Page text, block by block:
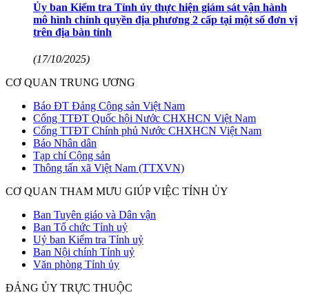
Ủy ban Kiểm tra Tỉnh ủy thực hiện giám sát vận hành
mô hình chính quyền địa phương 2 cấp tại một số đơn vị
trên địa bàn tỉnh
(17/10/2025)
CƠ QUAN TRUNG ƯƠNG
Báo ĐT Đảng Cộng sản Việt Nam
Cổng TTĐT Quốc hội Nước CHXHCN Việt Nam
Cổng TTĐT Chính phủ Nước CHXHCN Việt Nam
Báo Nhân dân
Tạp chí Cộng sản
Thông tấn xã Việt Nam (TTXVN)
CƠ QUAN THAM MƯU GIÚP VIỆC TỈNH ỦY
Ban Tuyên giáo và Dân vận
Ban Tổ chức Tỉnh uỷ
Uỷ ban Kiểm tra Tỉnh uỷ
Ban Nội chính Tỉnh uỷ
Văn phòng Tỉnh ủy
ĐẢNG ỦY TRỰC THUỘC